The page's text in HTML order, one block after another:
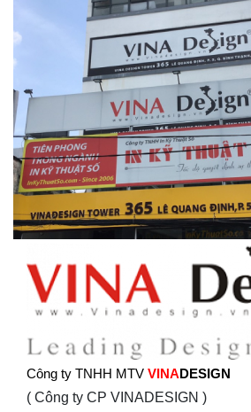
Công ty TNHH MTV VINADESIGN
( Công ty CP VINADESIGN )